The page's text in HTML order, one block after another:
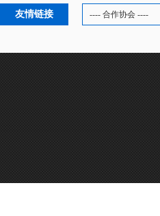
友情链接 ---- 合作协会 ----